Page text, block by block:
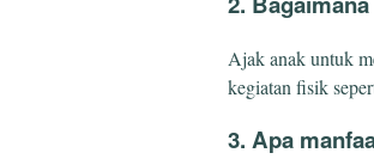
Ajak anak untuk
kegiatan fisik
3. Apa